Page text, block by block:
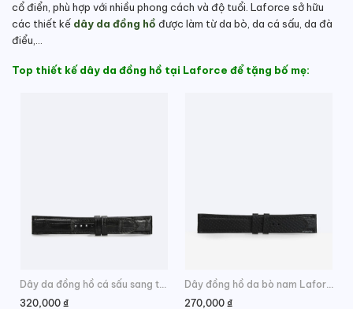
cổ điển, phù hợp với nhiều phong cách và độ tuổi. Laforce sở hữu
các thiết kế dây da đồng hồ được làm từ da bò, da cá sấu, da đà
điểu,…
Top thiết kế dây da đồng hồ tại Laforce để tặng bố mẹ:
Dây da đồng hồ cá sấu sang trọng
320,000 ₫
Dây đồng hồ da bò nam Laforce
270,000 ₫